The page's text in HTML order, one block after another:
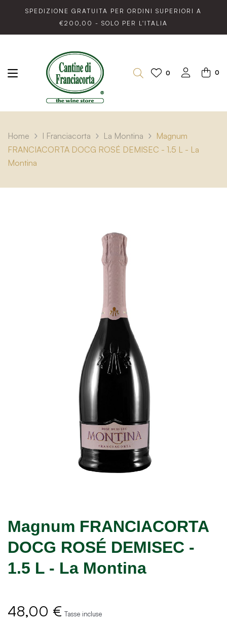
SPEDIZIONE GRATUITA PER ORDINI SUPERIORI A
€200,00 - SOLO PER L'ITALIA
0 0
Home I Franciacorta La Montina
Magnum
FRANCIACORTA DOCG ROSÉ DEMISEC - 1.5 L - La
Montina
Magnum FRANCIACORTA
DOCG ROSÉ DEMISEC -
1.5 L - La Montina
48,00 € Tasse incluse